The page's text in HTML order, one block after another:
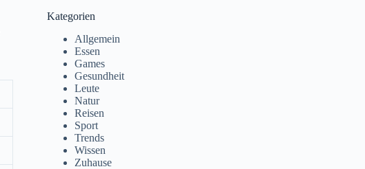
Kategorien
Allgemein
Essen
Games
Gesundheit
Leute
Natur
Reisen
Sport
Trends
Wissen
Zuhause